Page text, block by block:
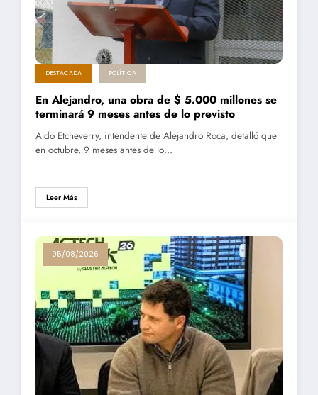
DESTACADA POLÍTICA
En Alejandro, una obra de $ 5.000 millones se
terminará 9 meses antes de lo previsto
Aldo Etcheverry, intendente de Alejandro Roca, detalló que
en octubre, 9 meses antes de lo…
Leer Más
05/08/2026